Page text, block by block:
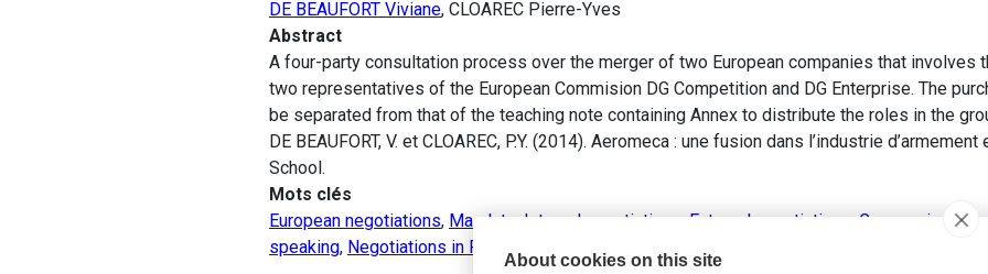
DE BEAUFORT Viviane, CLOAREC Pierre-Yves
Abstract
A four-party consultation process over the merger of two European companies that involves
two representatives of the European Commision DG Competition and DG Enterprise. The
be separated from that of the teaching note containing Annex to distribute the roles in the
DE BEAUFORT, V. et CLOAREC, P.Y. (2014). Aeromeca : une fusion dans l’industrie
School.
Mots clés
European negotiations, Mandate,Internal negotiations,External negotiations,Communication ,
speaking, Negotiations in Private Sector
About cookies on this site